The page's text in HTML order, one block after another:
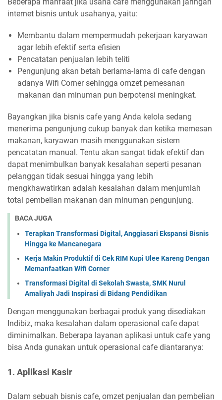
internet bisnis untuk usahanya, yaitu:
Membantu dalam mempermudah pekerjaan karyawan
agar lebih efektif serta efisien
Pencatatan penjualan lebih teliti
Pengunjung akan betah berlama-lama di cafe dengan
adanya Wifi Corner sehingga omzet pemesanan
makanan dan minuman pun berpotensi meningkat.
Bayangkan jika bisnis cafe yang Anda kelola sedang
menerima pengunjung cukup banyak dan ketika memesan
makanan, karyawan masih menggunakan sistem
pencatatan manual. Tentu akan sangat tidak efektif dan
dapat menimbulkan banyak kesalahan seperti pesanan
pelanggan tidak sesuai hingga yang lebih
mengkhawatirkan adalah kesalahan dalam menjumlah
total pembelian makanan dan minuman pengunjung.
BACA JUGA
Terapkan Transformasi Digital, Anggiasari Ekspansi Bisnis
Hingga ke Mancanegara
Kerja Makin Produktif di Cek RIM Kupi Ulee Kareng Dengan
Memanfaatkan Wifi Corner
Transformasi Digital di Sekolah Swasta, SMK Nurul
Amaliyah Jadi Inspirasi di Bidang Pendidikan
Dengan menggunakan berbagai produk yang disediakan
Indibiz, maka kesalahan dalam operasional cafe dapat
diminimalkan. Beberapa layanan aplikasi untuk cafe yang
bisa Anda gunakan untuk operasional cafe diantaranya:
1. Aplikasi Kasir
Dalam sebuah bisnis cafe, omzet penjualan dan pembelian